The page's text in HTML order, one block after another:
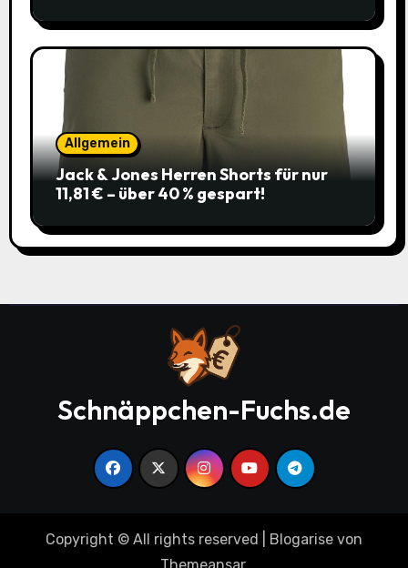
Allgemein
Jack & Jones Herren Shorts für nur
11,81 € – über 40 % gespart!
Schnäppchen-Fuchs.de
Copyright © All rights reserved Blogarise von